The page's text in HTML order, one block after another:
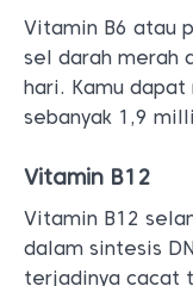
Vitamin B6 atau
sel darah merah
hari. Kamu dapat
sebanyak 1,9
Vitamin B12
Vitamin B12
dalam sintesis
terjadinya cacat